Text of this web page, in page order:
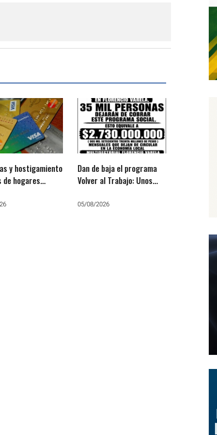
y hostigamiento
de hogares
Dan de baja el programa
Volver al Trabajo: Unos
de cobrar
05/08/2026